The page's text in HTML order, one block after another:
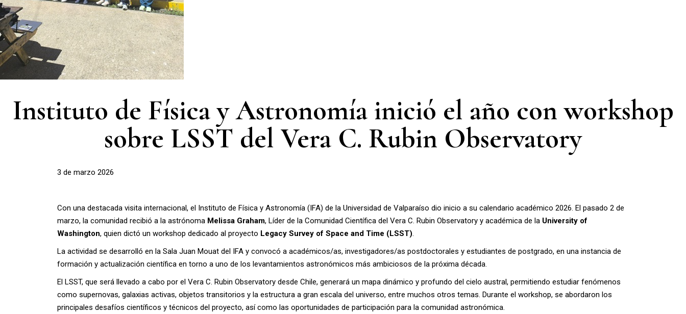
Instituto de Física y Astronomía inició el año con workshop
sobre LSST del Vera C. Rubin Observatory
3 de marzo 2026
Con una destacada visita internacional, el Instituto de Física y Astronomía (IFA) de la Universidad de Valparaíso dio inicio a su calendario académico 2026. El pasado 2 de
marzo, la comunidad recibió a la astrónoma Melissa Graham, Líder de la Comunidad Científica del Vera C. Rubin Observatory y académica de la University of
Washington, quien dictó un workshop dedicado al proyecto Legacy Survey of Space and Time (LSST).
La actividad se desarrolló en la Sala Juan Mouat del IFA y convocó a académicos/as, investigadores/as postdoctorales y estudiantes de postgrado, en una instancia de
formación y actualización científica en torno a uno de los levantamientos astronómicos más ambiciosos de la próxima década.
El LSST, que será llevado a cabo por el Vera C. Rubin Observatory desde Chile, generará un mapa dinámico y profundo del cielo austral, permitiendo estudiar fenómenos
como supernovas, galaxias activas, objetos transitorios y la estructura a gran escala del universo, entre muchos otros temas. Durante el workshop, se abordaron los
principales desafíos científicos y técnicos del proyecto, así como las oportunidades de participación para la comunidad astronómica.